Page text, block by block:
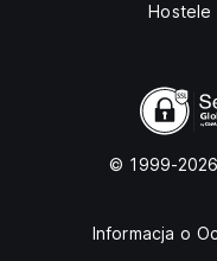
Hostele
© 1999-
Informacja o